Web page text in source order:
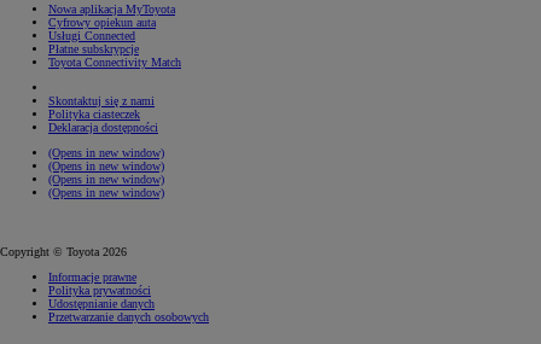
Nowa aplikacja MyToyota
Cyfrowy opiekun auta
Usługi Connected
Płatne subskrypcje
Toyota Connectivity Match
Skontaktuj się z nami
Polityka ciasteczek
Deklaracja dostępności
(Opens in new window)
(Opens in new window)
(Opens in new window)
(Opens in new window)
Copyright © Toyota 2026
Informacje prawne
Polityka prywatności
Udostępnianie danych
Przetwarzanie danych osobowych